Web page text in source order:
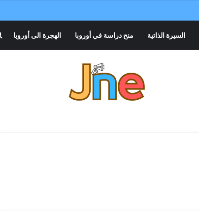
السيرة الذاتية منح دراسة في أوروبا الهجرة الى أوروبا